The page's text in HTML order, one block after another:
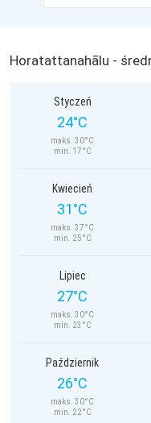
Horatattanahālu -
Styczeń
24°C
maks. 30°C
min. 17°C
Kwiecień
31°C
maks. 37°C
min. 25°C
Lipiec
27°C
maks. 30°C
min. 23°C
Październik
26°C
maks. 30°C
min. 22°C